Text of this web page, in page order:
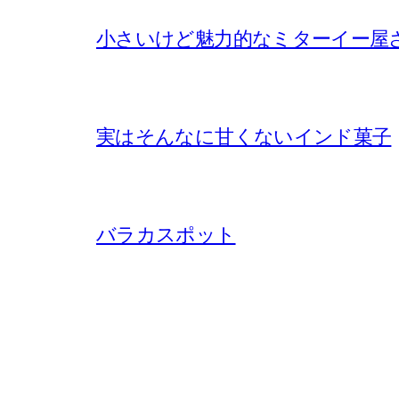
小さいけど魅力的なミターイー屋
実はそんなに甘くないインド菓子
バラカスポット